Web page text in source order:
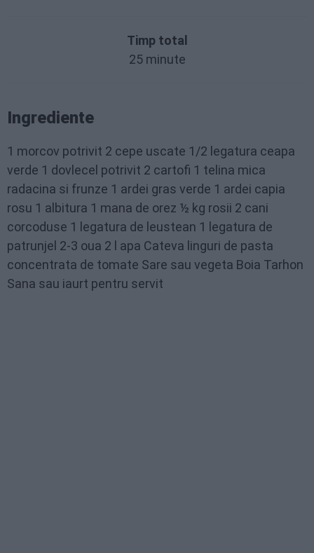
Timp total
25 minute
Ingrediente
1 morcov potrivit 2 cepe uscate 1/2 legatura ceapa
verde 1 dovlecel potrivit 2 cartofi 1 telina mica
radacina si frunze 1 ardei gras verde 1 ardei capia
rosu 1 albitura 1 mana de orez ½ kg rosii 2 cani
corcoduse 1 legatura de leustean 1 legatura de
patrunjel 2-3 oua 2 l apa Cateva linguri de pasta
concentrata de tomate Sare sau vegeta Boia Tarhon
Sana sau iaurt pentru servit